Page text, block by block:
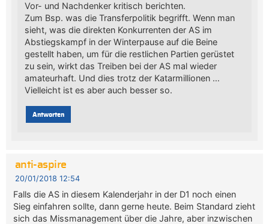
Vor- und Nachdenker kritisch berichten.
Zum Bsp. was die Transferpolitik begrifft. Wenn man
sieht, was die direkten Konkurrenten der AS im
Abstiegskampf in der Winterpause auf die Beine
gestellt haben, um für die restlichen Partien gerüstet
zu sein, wirkt das Treiben bei der AS mal wieder
amateurhaft. Und dies trotz der Katarmillionen …
Vielleicht ist es aber auch besser so.
Antworten
anti-aspire
20/01/2018 12:54
Falls die AS in diesem Kalenderjahr in der D1 noch einen
Sieg einfahren sollte, dann gerne heute. Beim Standard zieht
sich das Missmanagement über die Jahre, aber inzwischen